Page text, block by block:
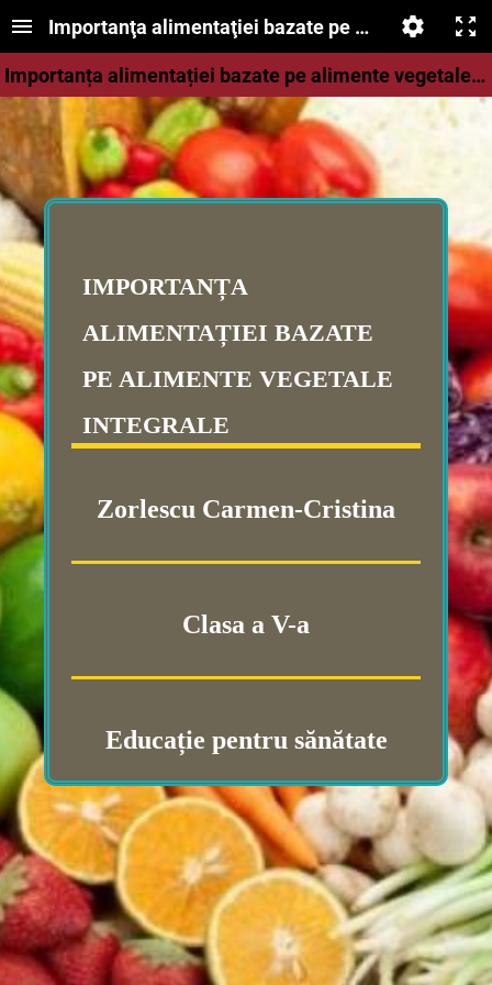
Importanţa alimentaţiei bazate pe alimente
Importanța alimentației bazate pe alimente vegetale integrale
IMPORTANȚA
ALIMENTAȚIEI BAZATE
PE ALIMENTE VEGETALE
INTEGRALE
Zorlescu Carmen-Cristina
Clasa a V-a
Educație pentru sănătate